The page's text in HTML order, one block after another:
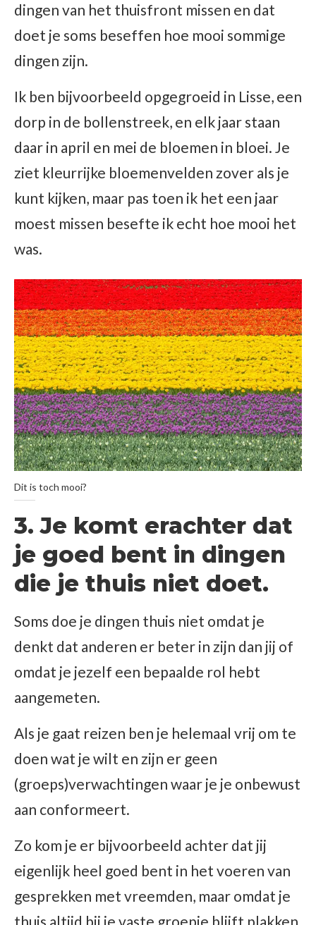
dingen van het thuisfront missen en dat
doet je soms beseffen hoe mooi sommige
dingen zijn.
Ik ben bijvoorbeeld opgegroeid in Lisse, een
dorp in de bollenstreek, en elk jaar staan
daar in april en mei de bloemen in bloei. Je
ziet kleurrijke bloemenvelden zover als je
kunt kijken, maar pas toen ik het een jaar
moest missen besefte ik echt hoe mooi het
was.
Dit is toch mooi?
3. Je komt erachter dat
je goed bent in dingen
die je thuis niet doet.
Soms doe je dingen thuis niet omdat je
denkt dat anderen er beter in zijn dan jij of
omdat je jezelf een bepaalde rol hebt
aangemeten.
Als je gaat reizen ben je helemaal vrij om te
doen wat je wilt en zijn er geen
(groeps)verwachtingen waar je je onbewust
aan conformeert.
Zo kom je er bijvoorbeeld achter dat jij
eigenlijk heel goed bent in het voeren van
gesprekken met vreemden, maar omdat je
thuis altijd bij je vaste groepje blijft plakken